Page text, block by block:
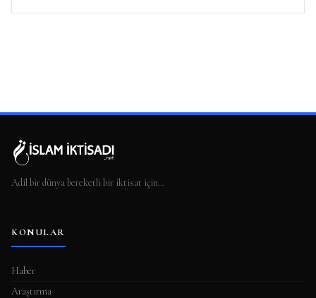
Adil bir dünya bereketli bir iktisat için…
KONULAR
Haber
Araştırma